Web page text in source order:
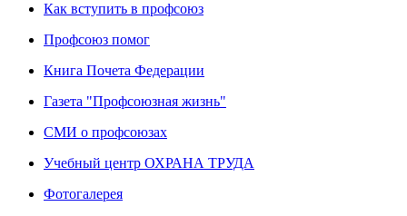
Как вступить в профсоюз
Профсоюз помог
Книга Почета Федерации
Газета "Профсоюзная жизнь"
СМИ о профсоюзах
Учебный центр ОХРАНА ТРУДА
Фотогалерея